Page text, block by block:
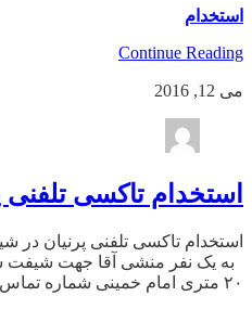
استخدام
Continue Reading
می 12, 2016
استخدام تاکسی تلفنی
استخدام تاکسی تلفنی پرنیان در
به یک نفر منشی آقا جهت شیفت
۲۰ متری امام خمینی شماره تماس: ۰۹۳۷۱۸۱۹۳۵۷